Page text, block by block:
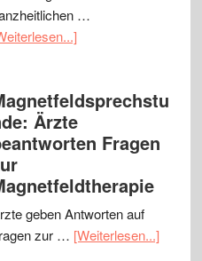
…
Ärzte
Fragen
geben Antworten auf
zur … [Weiterlesen...]